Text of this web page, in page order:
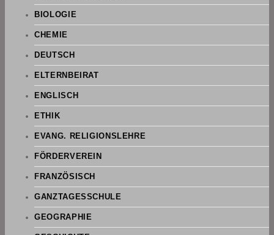
BIOLOGIE
CHEMIE
DEUTSCH
ELTERNBEIRAT
ENGLISCH
ETHIK
EVANG. RELIGIONSLEHRE
FÖRDERVEREIN
FRANZÖSISCH
GANZTAGESSCHULE
GEOGRAPHIE